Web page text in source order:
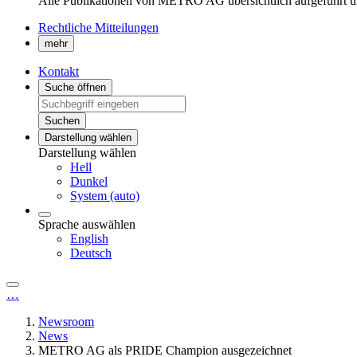
Rechtliche Mitteilungen
mehr
Kontakt
Suche öffnen
Suchen
Darstellung wählen
Darstellung wählen
Hell
Dunkel
System (auto)
Sprache auswählen
English
Deutsch
…
Newsroom
News
METRO AG als PRIDE Champion ausgezeichnet